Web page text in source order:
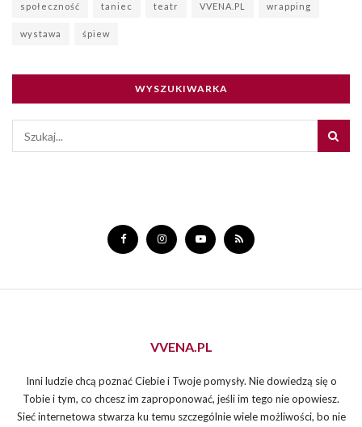
społeczność taniec teatr VVENA.PL wrapping
wystawa śpiew
WYSZUKIWARKA
VVENA.PL
Inni ludzie chcą poznać Ciebie i Twoje pomysły. Nie dowiedzą się o
Tobie i tym, co chcesz im zaproponować, jeśli im tego nie opowiesz.
Sieć internetowa stwarza ku temu szczególnie wiele możliwości, bo nie